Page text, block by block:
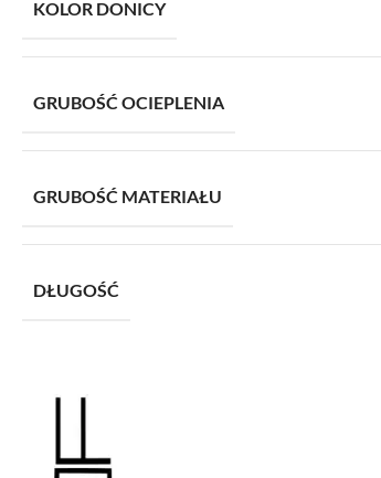
KOLOR DONICY
GRUBOŚĆ OCIEPLENIA
GRUBOŚĆ MATERIAŁU
DŁUGOŚĆ